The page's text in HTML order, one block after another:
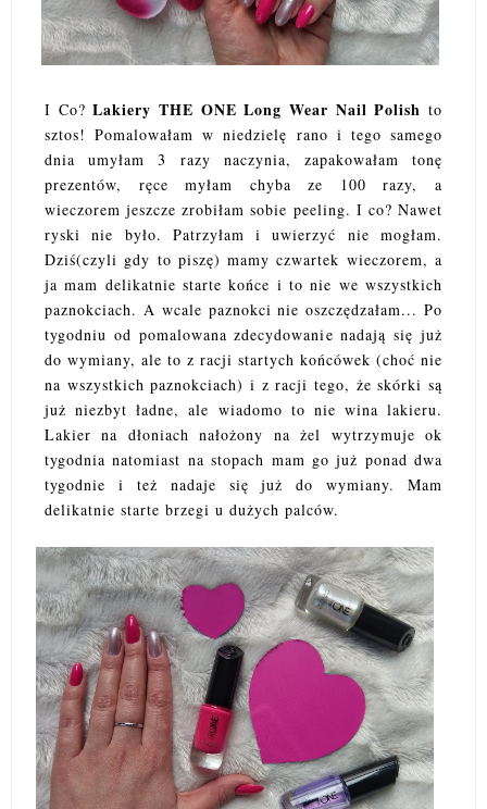
I Co?Lakiery THE ONE Long Wear Nail Polishto
sztos! Pomalowałam w niedzielę rano i tego samego
dnia umyłam 3 razy naczynia, zapakowałam tonę
prezentów, ręce myłam chyba ze 100 razy, a
wieczorem jeszcze zrobiłam sobie peeling. I co? Nawet
ryski nie było. Patrzyłam i uwierzyć nie mogłam.
Dziś(czyli gdy to piszę) mamy czwartek wieczorem, a
ja mam delikatnie starte końce i to nie we wszystkich
paznokciach. A wcale paznokci nie oszczędzałam... Po
tygodniu od pomalowana zdecydowanie nadają się już
do wymiany, ale to z racji startych końcówek (choć nie
na wszystkich paznokciach) i z racji tego, że skórki są
już niezbyt ładne, ale wiadomo to nie wina lakieru.
Lakier na dłoniach nałożony na żel wytrzymuje ok
tygodnia natomiast na stopach mam go już ponad dwa
tygodnie i też nadaje się już do wymiany. Mam
delikatnie starte brzegi u dużych palców.